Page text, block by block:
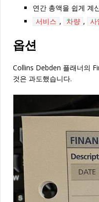
연간 총액을 쉽게 계
서비스 , 차량 , 사
옵션
Collins Debden 플래너의
것은 과도했습니다.